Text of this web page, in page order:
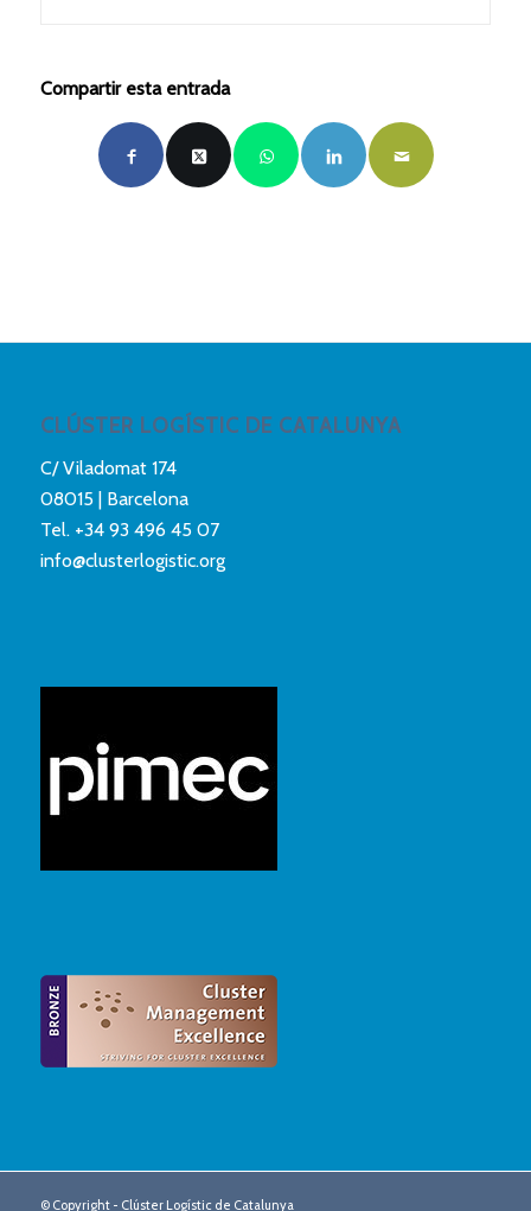
Compartir esta entrada
CLÚSTER LOGÍSTIC DE CATALUNYA
C/ Viladomat 174
08015 | Barcelona
Tel. +34 93 496 45 07
info@clusterlogistic.org
© Copyright - Clúster Logístic de Catalunya